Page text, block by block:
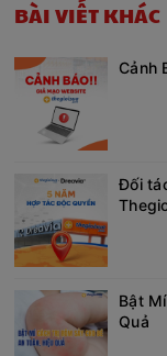
BÀI VIẾT KHÁC
Cảnh
Đối
Bật
Quả